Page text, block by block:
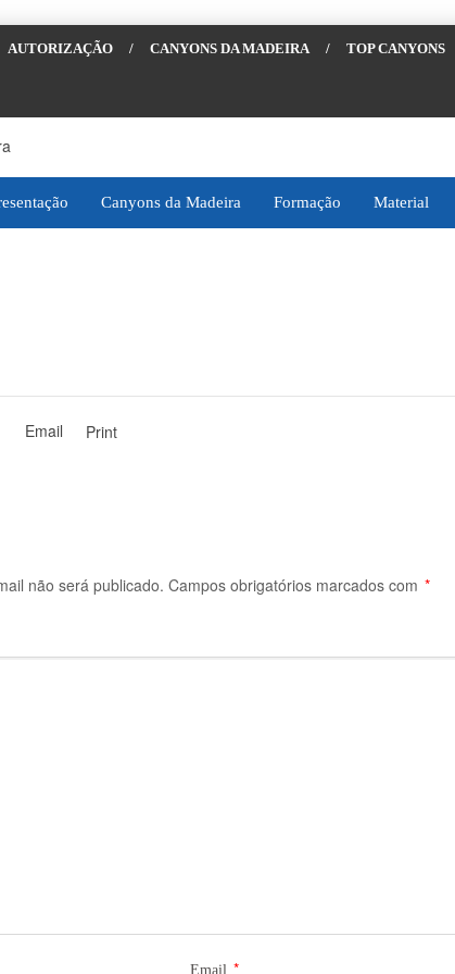
AUTORIZAÇÃO / CANYONS DA MADEIRA / TOP CANYONS
Canyons da Madeira Formação Material
Email Print
não será publicado. Campos obrigatórios marcados com *
Email *